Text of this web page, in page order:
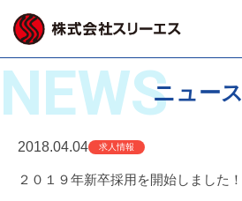
NEWSニュース
2018.04.04 求人情報
２０１９年新卒採用を開始しました！